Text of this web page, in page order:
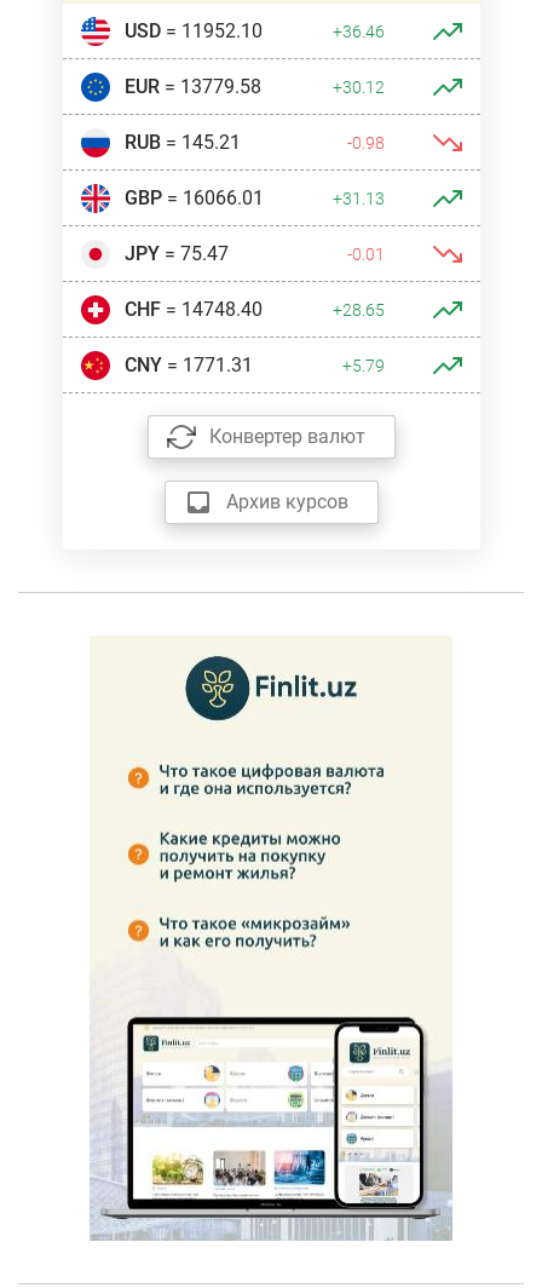
USD= 11952.10 +36.46
EUR= 13779.58 +30.12
RUB= 145.21 -0.98
GBP= 16066.01 +31.13
JPY= 75.47 -0.01
CHF= 14748.40 +28.65
CNY= 1771.31 +5.79
Конвертер валют
Архив курсов